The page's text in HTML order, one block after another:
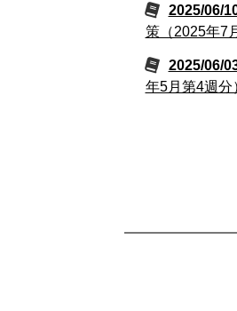
2025/06/
策（2025年7
2025/06/
年5月第4週分